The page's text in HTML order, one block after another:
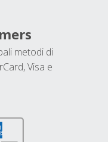
metodi di
Visa e